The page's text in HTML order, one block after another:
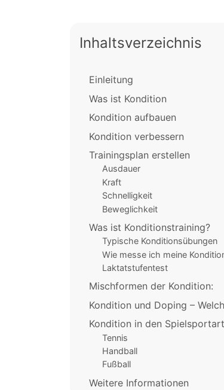
Inhaltsverzeichnis
Einleitung
Was ist Kondition
Kondition aufbauen
Kondition verbessern
Trainingsplan erstellen
Ausdauer
Kraft
Schnelligkeit
Beweglichkeit
Was ist Konditionstraining?
Typische Konditionsübungen
Wie messe ich meine
Laktatstufentest
Mischformen der Kondition:
Kondition und Doping –
Kondition in den
Tennis
Handball
Fußball
Weitere Informationen